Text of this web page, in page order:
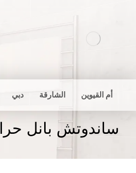
أم القيوين الشارقة دبي
ساندوتش بانل